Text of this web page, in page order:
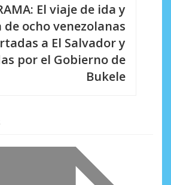
El viaje de ida y
ocho venezolanas
a El Salvador y
por el Gobierno de
Bukele